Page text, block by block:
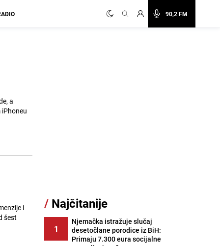
90,2 FM
a
i
šest
/ Najčitanije
1
Njemačka istražuje slučaj
desetočlane porodice iz BiH:
Primaju 7.300 eura socijalne